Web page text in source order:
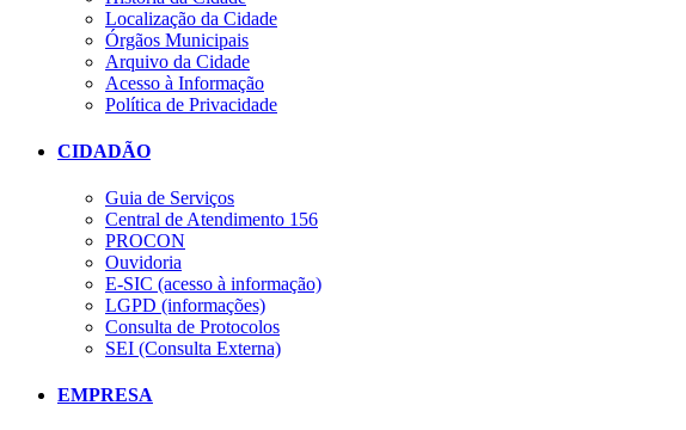
Localização da Cidade
Órgãos Municipais
Arquivo da Cidade
Acesso à Informação
Política de Privacidade
CIDADÃO
Guia de Serviços
Central de Atendimento 156
PROCON
Ouvidoria
E-SIC (acesso à informação)
LGPD (informações)
Consulta de Protocolos
SEI (Consulta Externa)
EMPRESA